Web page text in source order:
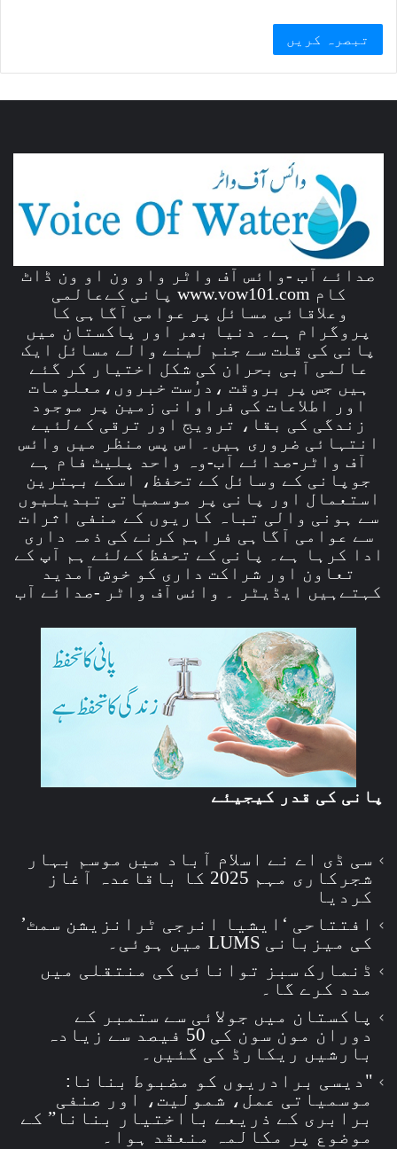
صدائے آب -وائس آف واٹر واو ون او ون ڈاٹ
کام www.vow101.com پانی کےعالمی
وعلاقائی مسائل پر عوامی آگاہی کا
پروگرام ہے۔ دنیا بھر اور پاکستان میں
پانی کی قلت سے جنم لینے والے مسائل ایک
عالمی آبی بحران کی شکل اختیار کر گئے
ہیں جس پر بروقت ،درُست خبروں،معلومات
اور اطلاعات کی فراوانی زمین پر موجود
زندگی کی بقا، ترویج اور ترقی کےلئیے
انتہائی ضروری ہیں۔ اس پس منظر میں وائس
آف واٹر-صدائے آب-وہ واحد پلیٹ فام ہے
جوپانی کے وسائل کے تحفظ، اسکے بہترین
استعمال اور پانی پر موسمیاتی تبدیلیوں
سے ہونی والی تباہ کاریوں کے منفی اثرات
سے عوامی آگاہی فراہم کرنے کی ذمہ داری
ادا کرہا ہے۔ پانی کے تحفظ کےلئے ہم آپ کے
تعاون اور شراکت داری کو خوش آمدید
کہتےہیں ایڈیٹر ۔ وائس آف واٹر -صدائے آب
پانی کی قدر کیجیئے
سی ڈی اے نے اسلام آباد میں موسم بہار
شجرکاری مہم 2025 کا باقاعدہ آغاز
کردیا
افتتاحی ‘ایشیا انرجی ٹرانزیشن سمٹ’
کی میزبانی LUMS میں ہوئی۔
ڈنمارک سبز توانائی کی منتقلی میں
مدد کرے گا۔
پاکستان میں جولائی سے ستمبر کے
دوران مون سون کی 50 فیصد سے زیادہ
بارشیں ریکارڈ کی گئیں۔
"دیسی برادریوں کو مضبوط بنانا:
موسمیاتی عمل، شمولیت، اور صنفی
برابری کے ذریعے بااختیار بنانا” کے
موضوع پر مکالمہ منعقد ہوا۔